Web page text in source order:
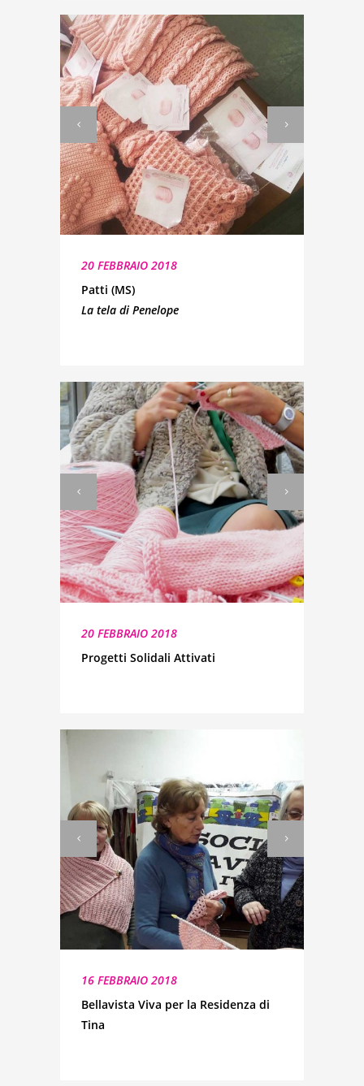
20 FEBBRAIO 2018
Patti (MS)
La tela di Penelope
20 FEBBRAIO 2018
Progetti Solidali Attivati
16 FEBBRAIO 2018
Bellavista Viva per la Residenza di
Tina